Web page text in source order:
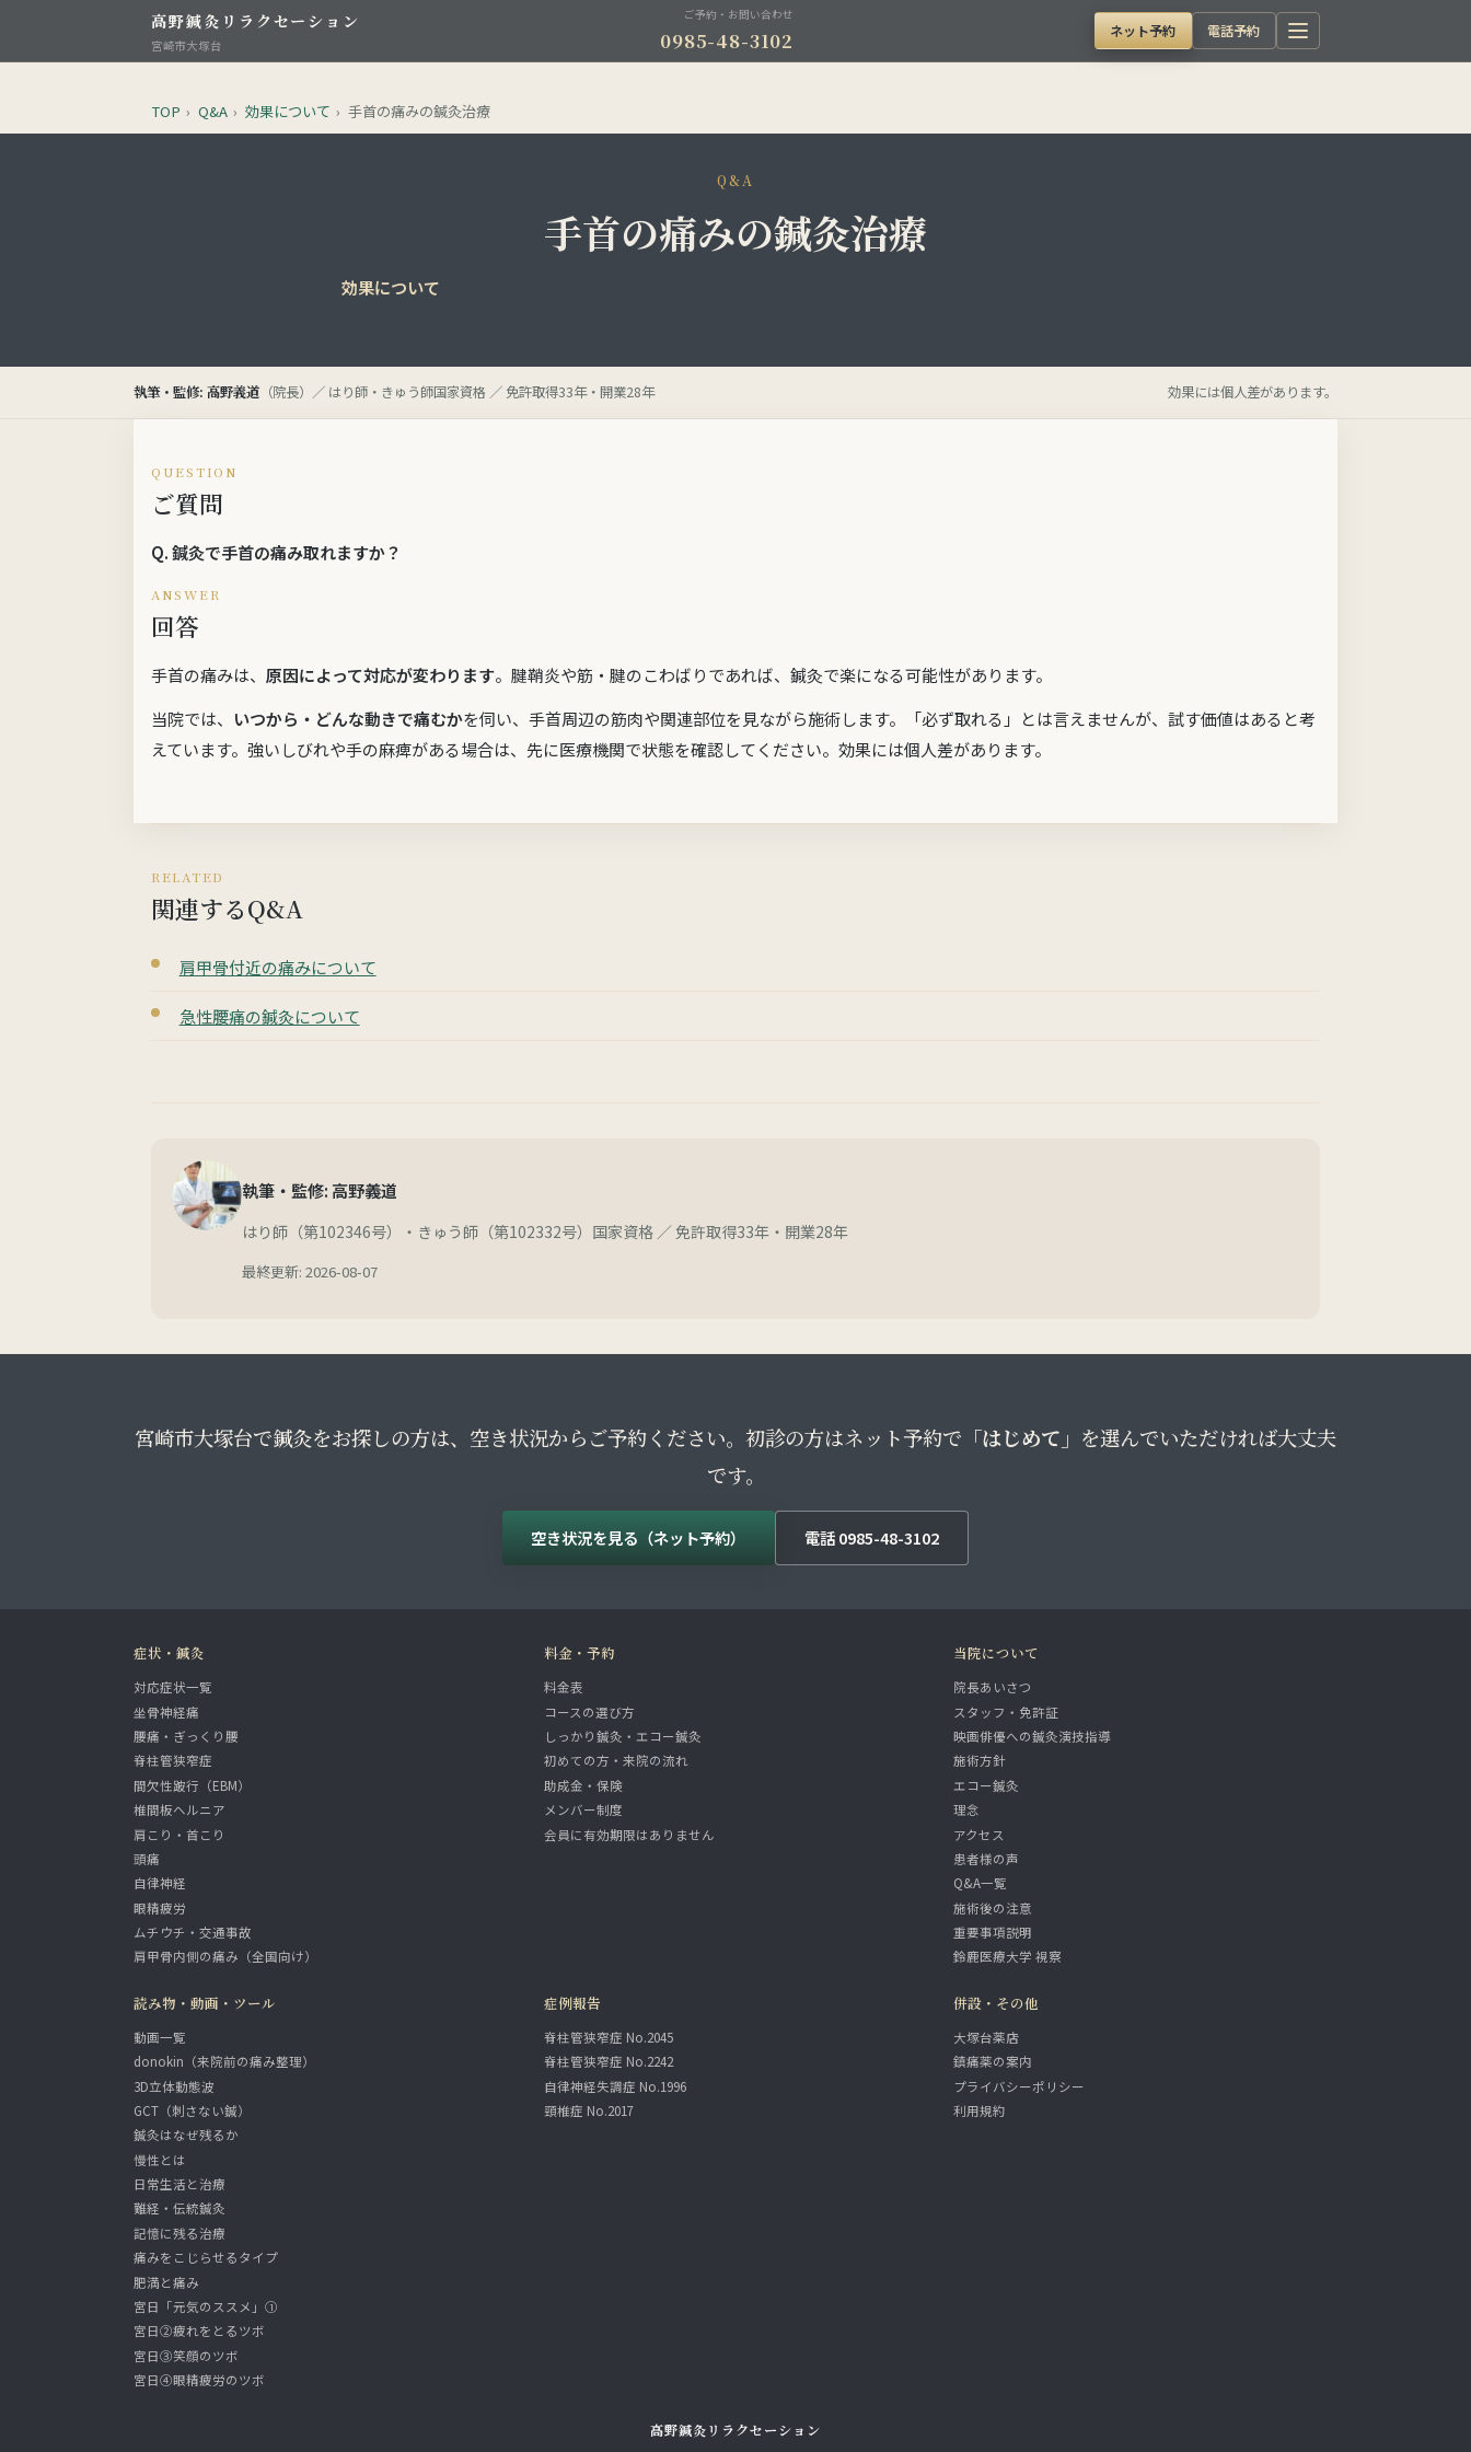
高野鍼灸リラクセーション
宮崎市大塚台
ご予約・お問い合わせ
0985-48-3102 ネット予約 電話予約
TOP › Q&A › 効果について › 手首の痛みの鍼灸治療
Q&A
手首の痛みの鍼灸治療
効果について
執筆・監修: 高野義道 （院長）／ はり師・きゅう師国家資格 ／ 免許取得33年・開業28年 効果には個人差があります。
QUESTION
ご質問
Q.鍼灸で手首の痛み取れますか？
ANSWER
回答
手首の痛みは、 原因によって対応が変わります。腱鞘炎や筋・腱のこわばりであれば、鍼灸で楽になる可能性があります。
当院では、 いつから・どんな動きで痛むかを伺い、手首周辺の筋肉や関連部位を見ながら施術します。「必ず取れる」とは言えませんが、試す価値はあると考
えています。強いしびれや手の麻痺がある場合は、先に医療機関で状態を確認してください。効果には個人差があります。
RELATED
関連するQ&A
肩甲骨付近の痛みについて
急性腰痛の鍼灸について
執筆・監修: 高野義道
はり師（第102346号）・きゅう師（第102332号）国家資格 ／ 免許取得33年・開業28年
最終更新: 2026-08-07
宮崎市大塚台で鍼灸をお探しの方は、空き状況からご予約ください。初診の方はネット予約で 「はじめて」 を選んでいただければ大丈夫
です。
空き状況を見る（ネット予約） 電話 0985-48-3102
症状・鍼灸
対応症状一覧
坐骨神経痛
腰痛・ぎっくり腰
脊柱管狭窄症
間欠性跛行（EBM）
椎間板ヘルニア
肩こり・首こり
頭痛
自律神経
眼精疲労
ムチウチ・交通事故
肩甲骨内側の痛み（全国向け）
料金・予約
料金表
コースの選び方
しっかり鍼灸・エコー鍼灸
初めての方・来院の流れ
助成金・保険
メンバー制度
会員に有効期限はありません
当院について
院長あいさつ
スタッフ・免許証
映画俳優への鍼灸演技指導
施術方針
エコー鍼灸
理念
アクセス
患者様の声
Q&A一覧
施術後の注意
重要事項説明
鈴鹿医療大学 視察
読み物・動画・ツール
動画一覧
donokin（来院前の痛み整理）
3D立体動態波
GCT（刺さない鍼）
鍼灸はなぜ残るか
慢性とは
日常生活と治療
難経・伝統鍼灸
記憶に残る治療
痛みをこじらせるタイプ
肥満と痛み
宮日「元気のススメ」①
宮日②疲れをとるツボ
宮日③笑顔のツボ
宮日④眼精疲労のツボ
症例報告
脊柱管狭窄症 No.2045
脊柱管狭窄症 No.2242
自律神経失調症 No.1996
頸椎症 No.2017
併設・その他
大塚台薬店
鎮痛薬の案内
プライバシーポリシー
利用規約
高野鍼灸リラクセーション